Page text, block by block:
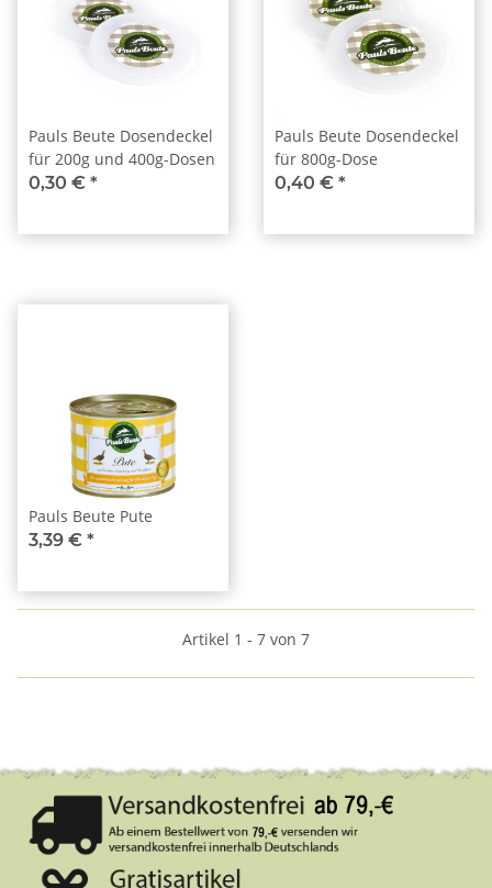
Pauls Beute Dosendeckel
für 200g und 400g-Dosen
0,30 € *
Pauls Beute Dosendeckel
für 800g-Dose
0,40 € *
Pauls Beute Pute
3,39 € *
Artikel 1 - 7 von 7